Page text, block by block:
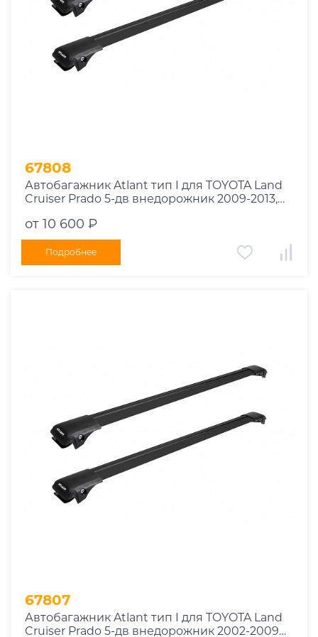
67808
Автобагажник Atlant тип I для TOYOTA Land
Cruiser Prado 5-дв внедорожник 2009-2013,
черные дуги 910/910 мм 10002+11115+11115
от 10 600 ₽
Подробнее
67807
Автобагажник Atlant тип I для TOYOTA Land
Cruiser Prado 5-дв внедорожник 2002-2009